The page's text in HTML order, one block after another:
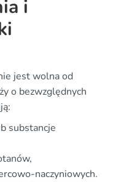
i
jest wolna od
o bezwzględnych
substancje
naczyniowych.